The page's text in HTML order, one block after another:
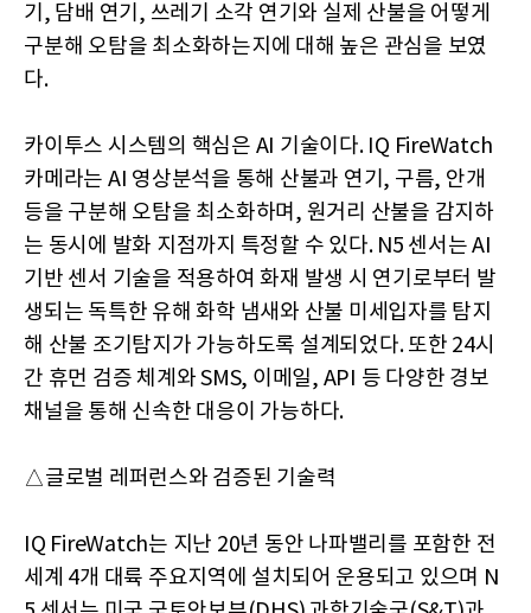
기, 담배 연기, 쓰레기 소각 연기와 실제 산불을 어떻게
구분해 오탐을 최소화하는지에 대해 높은 관심을 보였
다.
카이투스 시스템의 핵심은 AI 기술이다. IQ FireWatch
카메라는 AI 영상분석을 통해 산불과 연기, 구름, 안개
등을 구분해 오탐을 최소화하며, 원거리 산불을 감지하
는 동시에 발화 지점까지 특정할 수 있다. N5 센서는 AI
기반 센서 기술을 적용하여 화재 발생 시 연기로부터 발
생되는 독특한 유해 화학 냄새와 산불 미세입자를 탐지
해 산불 조기탐지가 가능하도록 설계되었다. 또한 24시
간 휴먼 검증 체계와 SMS, 이메일, API 등 다양한 경보
채널을 통해 신속한 대응이 가능하다.
△글로벌 레퍼런스와 검증된 기술력
IQ FireWatch는 지난 20년 동안 나파밸리를 포함한 전
세계 4개 대륙 주요지역에 설치되어 운용되고 있으며 N